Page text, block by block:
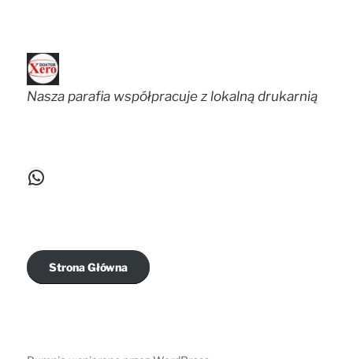
Nasza parafia współpracuje z lokalną drukarnią
WhatsApp
Strona Główna